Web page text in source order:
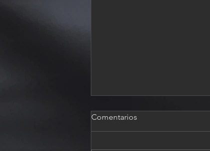
Comentarios